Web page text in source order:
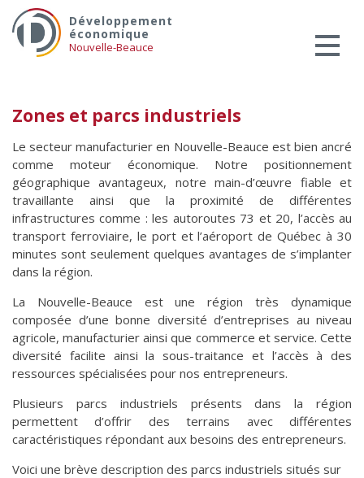
Services aux entreprises
Pro Bono
Services-conseils – démarrage
Services-conseils – croissance
Services-conseils – relève
ACCOMPAGNEMENT RH
Zones et parcs industriels
Aide financière
Créavenir
Fonds locaux d’investissement et
de solidarité
Futurpreneur
Toile entrepreneuriale Nouvelle-
Beauce
Événements et formations
content
Développement
économique
Nouvelle-Beauce
Zones et parcs industriels
Le secteur manufacturier en Nouvelle-Beauce est bien ancré
comme moteur économique. Notre positionnement
géographique avantageux, notre main-d’œuvre fiable et
travaillante ainsi que la proximité de différentes
infrastructures comme : les autoroutes 73 et 20, l’accès au
transport ferroviaire, le port et l’aéroport de Québec à 30
minutes sont seulement quelques avantages de s’implanter
dans la région.
La Nouvelle-Beauce est une région très dynamique
composée d’une bonne diversité d’entreprises au niveau
agricole, manufacturier ainsi que commerce et service. Cette
diversité facilite ainsi la sous-traitance et l’accès à des
ressources spécialisées pour nos entrepreneurs.
Plusieurs parcs industriels présents dans la région
permettent d’offrir des terrains avec différentes
caractéristiques répondant aux besoins des entrepreneurs.
Voici une brève description des parcs industriels situés sur